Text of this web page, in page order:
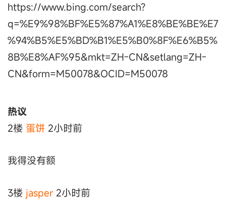
https://www.bing.com/search?
q=%E9%98%BF%E5%87%A1%E8%BE%BE%E7
%94%B5%E5%BD%B1%E5%B0%8F%E6%B5%
8B%E8%AF%95&mkt=ZH-CN&setlang=ZH-
CN&form=M50078&OCID=M50078
热议
2楼 蛋饼 2小时前
我得没有额
3楼 jasper 2小时前